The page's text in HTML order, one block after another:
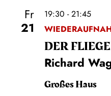
Fr
21
19:30 - 21:45
DER
Richard
Großes Haus